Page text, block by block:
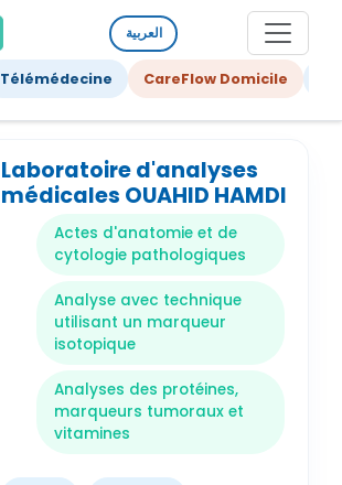
العربية
Télémédecine CareFlow Domicile
Laboratoire d'analyses
médicales OUAHID HAMDI
Actes d'anatomie et de
cytologie pathologiques
Analyse avec technique
utilisant un marqueur
isotopique
Analyses des protéines,
marqueurs tumoraux et
vitamines